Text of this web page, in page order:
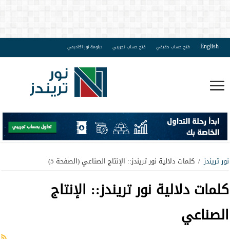
English فتح حساب حقيقي فتح حساب تجريبي دبلومة نور اكاديمي
نور تريندز / كلمات دلالية نور تريندز:: الإنتاج الصناعي(الصفحة 5)
كلمات دلالية نور تريندز:: الإنتاج
الصناعي